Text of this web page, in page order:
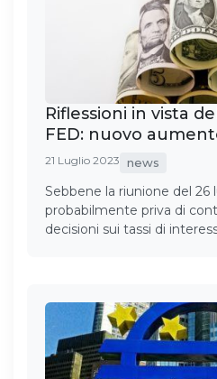
Riflessioni in vista
FED: nuovo
21 Luglio 2023 news
Sebbene la riunione del 26
probabilmente priva di
decisioni sui tassi di